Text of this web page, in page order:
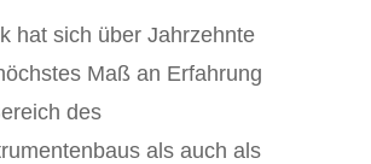
hat sich über Jahrzehnte
Maß an Erfahrung
des
als auch als